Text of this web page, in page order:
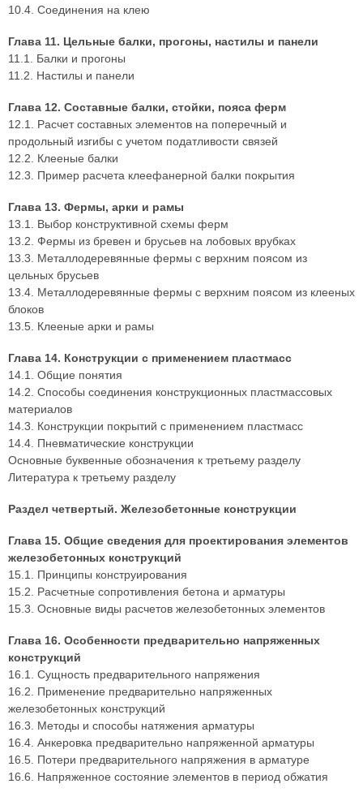
10.4. Соединения на клею
Глава 11. Цельные балки, прогоны, настилы и панели
11.1. Балки и прогоны
11.2. Настилы и панели
Глава 12. Составные балки, стойки, пояса ферм
12.1. Расчет составных элементов на поперечный и
продольный изгибы с учетом податливости связей
12.2. Клееные балки
12.3. Пример расчета клеефанерной балки покрытия
Глава 13. Фермы, арки и рамы
13.1. Выбор конструктивной схемы ферм
13.2. Фермы из бревен и брусьев на лобовых врубках
13.3. Металлодеревянные фермы с верхним поясом из
цельных брусьев
13.4. Металлодеревянные фермы с верхним поясом из клееных
блоков
13.5. Клееные арки и рамы
Глава 14. Конструкции с применением пластмасс
14.1. Общие понятия
14.2. Способы соединения конструкционных пластмассовых
материалов
14.3. Конструкции покрытий с применением пластмасс
14.4. Пневматические конструкции
Основные буквенные обозначения к третьему разделу
Литература к третьему разделу
Раздел четвертый. Железобетонные конструкции
Глава 15. Общие сведения для проектирования элементов
железобетонных конструкций
15.1. Принципы конструирования
15.2. Расчетные сопротивления бетона и арматуры
15.3. Основные виды расчетов железобетонных элементов
Глава 16. Особенности предварительно напряженных
конструкций
16.1. Сущность предварительного напряжения
16.2. Применение предварительно напряженных
железобетонных конструкций
16.3. Методы и способы натяжения арматуры
16.4. Анкеровка предварительно напряженной арматуры
16.5. Потери предварительного напряжения в арматуре
16.6. Напряженное состояние элементов в период обжатия